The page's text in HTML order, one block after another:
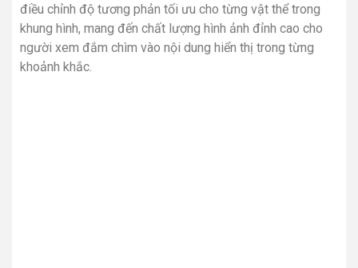
điều chỉnh độ tương phản tối ưu cho từng vật thể trong
khung hình, mang đến chất lượng hình ảnh đỉnh cao cho
người xem đắm chìm vào nội dung hiển thị trong từng
khoảnh khắc.